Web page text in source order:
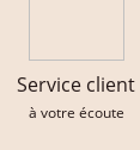
Service client
à votre écoute